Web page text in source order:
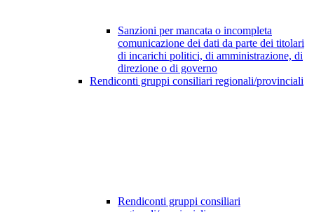
Sanzioni per mancata o incompleta
comunicazione dei dati da parte dei titolari
di incarichi politici, di amministrazione, di
direzione o di governo
Rendiconti gruppi consiliari regionali/provinciali
Rendiconti gruppi consiliari